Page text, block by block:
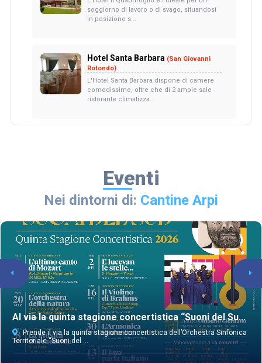
soggiorno di lavoro o di svago, situandosi
in posizione s...
Hotel Santa Barbara (San Giovanni
Rotondo)
L'Hotel Santa Barbara dispone di camere
comodissime, oltre che di 2 ampie sale
ristorante climatizza...
Eventi
Nei dintorni di: Cantine Arpi
Al via la quinta stagione concertistica “Suoni del Su...
Prende il via la quinta stagione concertistica dell’Orchestra Sinfonica
Territoriale “Suoni del ...